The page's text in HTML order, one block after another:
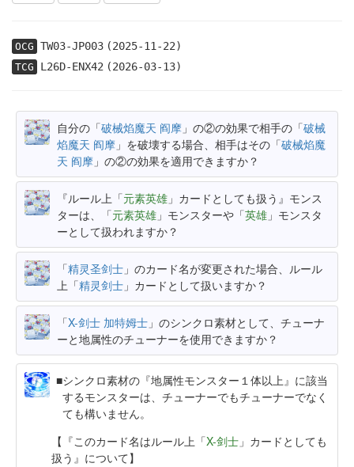
OCG TW03-JP003(2025-11-22)
TCG L26D-ENX42(2026-03-13)
自分の「破械焰魔天 阎摩 」の②の効果で相手の「破械
焰魔天 阎摩 」を破壊する場合、相手はその「破械焰魔
天 阎摩 」の②の効果を適用できますか？
『ルール上「元素英雄 」カードとしても扱う』モンス
ターは、「元素英雄 」モンスターや「英雄 」モンスタ
ーとして扱われますか？
「精灵圣剑士 」のカード名が変更された場合、ルール
上「精灵剑士 」カードとして扱いますか？
「X-剑士 加特姆士 」のシンクロ素材として、チューナ
ーと地属性のチューナーを使用できますか？
シンクロ素材の『地属性モンスター１体以上』に該当
するモンスターは、チューナーでもチューナーでなく
ても構いません。
【『このカード名はルール上「X-剑士 」カードとしても
扱う』について】